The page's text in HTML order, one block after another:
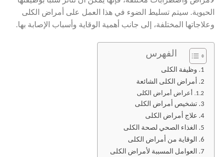
الحيوية. سيتم تسليط الضوء في هذا العمل على أمراض الكلى
وعلاجاتها المختلفة، إلى جانب أهمية الوقاية وأسباب الإصابة بها.
الفهرس
وظيفة الكلى
أمراض الكلى الشائعة
أعراض أمراض الكلى
تشخيص أمراض الكلى
علاج أمراض الكلى
الغذاء الصحي لصحة الكلى
الوقاية من أمراض الكلى
العوامل المسببة لأمراض الكلى